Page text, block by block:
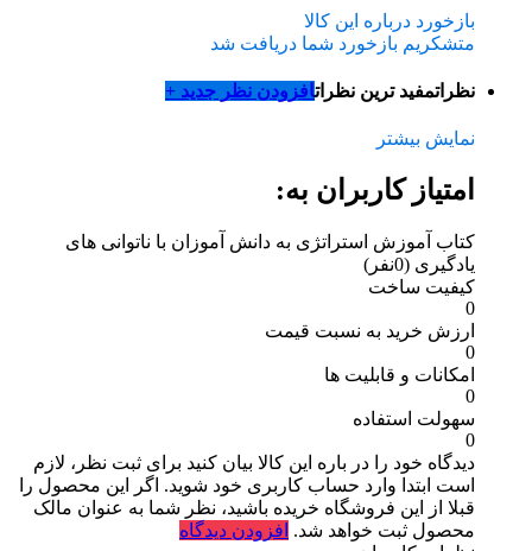
بازخورد درباره این کالا
متشکریم بازخورد شما دریافت شد
نظراتمفید ترین نظراتافزودن نظر جدید +
نمایش بیشتر
امتیاز کاربران به:
کتاب آموزش استراتژی به دانش آموزان با ناتوانی های
یادگیری (0نفر)
کیفیت ساخت
0
ارزش خرید به نسبت قیمت
0
امکانات و قابلیت ها
0
سهولت استفاده
0
دیدگاه خود را در باره این کالا بیان کنید برای ثبت نظر، لازم
است ابتدا وارد حساب کاربری خود شوید. اگر این محصول را
قبلا از این فروشگاه خریده باشید، نظر شما به عنوان مالک
محصول ثبت خواهد شد. افزودن دیدگاه